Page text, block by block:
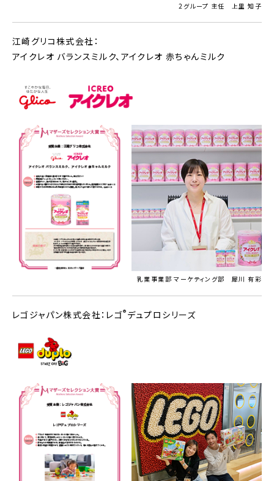
2グループ 主任 上里 知子
江崎グリコ株式会社：
アイクレオ バランスミルク、アイクレオ 赤ちゃんミルク
乳業事業部 マーケティング部 犀川 有彩
レゴジャパン株式会社：レゴ® デュプロシリーズ